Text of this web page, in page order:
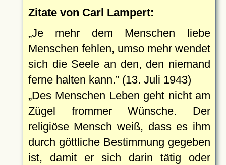
Zitate von Carl Lampert:
Je mehr dem Menschen liebe
Menschen fehlen, umso mehr wendet
sich die Seele an den, den niemand
ferne halten kann. (13. Juli 1943)
Des Menschen Leben geht nicht am
Zügel frommer Wünsche. Der
religiöse Mensch weiß, dass es ihm
durch göttliche Bestimmung gegeben
ist, damit er sich darin tätig oder